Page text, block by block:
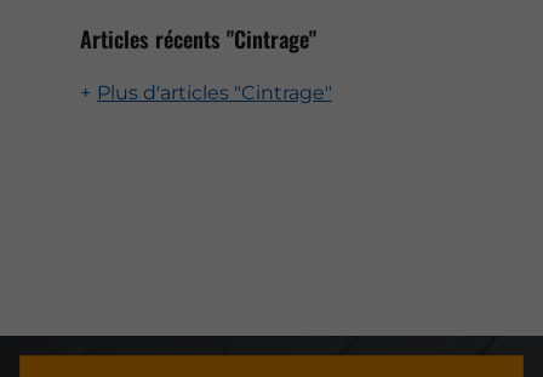
Articles récents "Cintrage"
Plus d'articles "Cintrage"